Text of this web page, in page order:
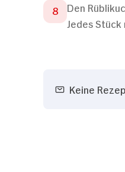
Den
Jedes
Keine